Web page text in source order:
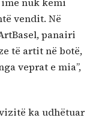
vendit. Në
panairi
të artit në botë,
veprat e mia”,
ka udhëtuar